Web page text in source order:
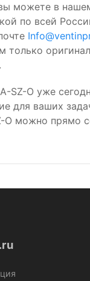
можете в
по всей
только
SZ-O уже
для ваших
O можно прямо